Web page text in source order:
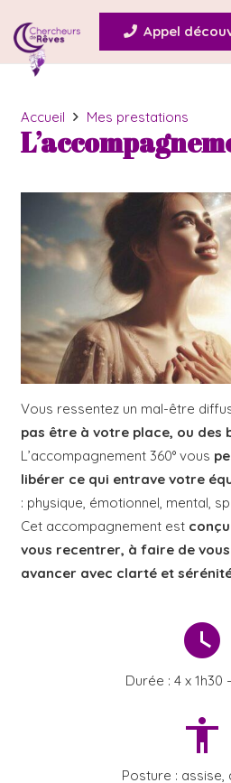
Appel
Accueil Mes prestations
Vous ressentez un mal-être
pas être à votre place, ou des
L’accompagnement 360° vous
libérer ce qui entrave votre
: physique, émotionnel, mental,
Cet accompagnement estconçu
vous recentrer, à faire de
avancer avec clarté et
watch_later
Durée : 4 x 1h30
accessibility
Posture : assise,